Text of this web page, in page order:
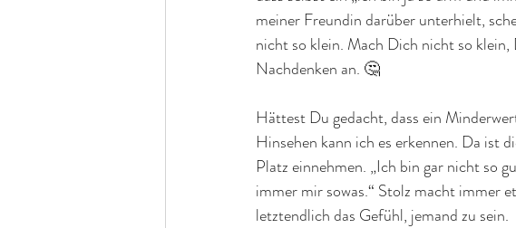
meiner Freundin darüber unterhielt,
nicht so klein. Mach Dich nicht so
Nachdenken an. 🤔
Hättest Du gedacht, dass ein
Hinsehen kann ich es erkennen. Da
Platz einnehmen. „Ich bin gar nicht so
immer mir sowas.“ Stolz macht immer
letztendlich das Gefühl, jemand zu sein.